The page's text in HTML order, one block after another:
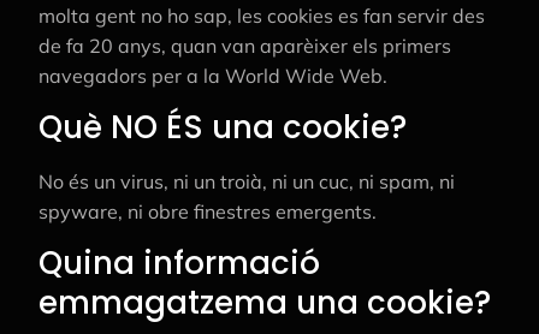
molta gent no ho sap, les cookies es fan servir des
de fa 20 anys, quan van aparèixer els primers
navegadors per a la World Wide Web.
Què NO ÉS una cookie?
No és un virus, ni un troià, ni un cuc, ni spam, ni
spyware, ni obre finestres emergents.
Quina informació
emmagatzema una cookie?